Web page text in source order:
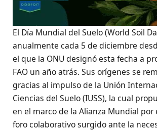
El Día Mundial del Suelo (World Soil
anualmente cada 5 de diciembre
el que la ONU designó esta fecha a
FAO un año atrás. Sus orígenes se
gracias al impulso de la Unión
Ciencias del Suelo (IUSS), la cual
en el marco de la Alianza Mundial por
foro colaborativo surgido ante la